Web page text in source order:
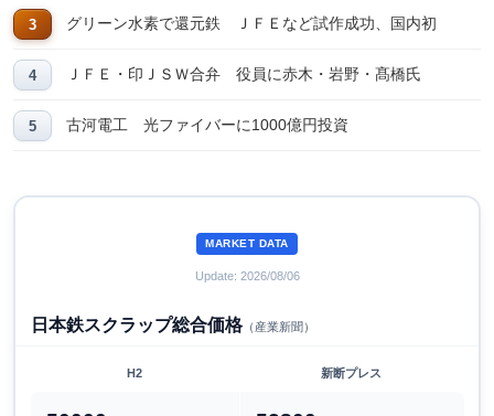
グリーン水素で還元鉄 ＪＦＥなど試作成功、国内初
ＪＦＥ・印ＪＳＷ合弁 役員に赤木・岩野・髙橋氏
古河電工 光ファイバーに1000億円投資
MARKET DATA
Update: 2026/08/06
日本鉄スクラップ総合価格（産業新聞）
H2 新断プレス